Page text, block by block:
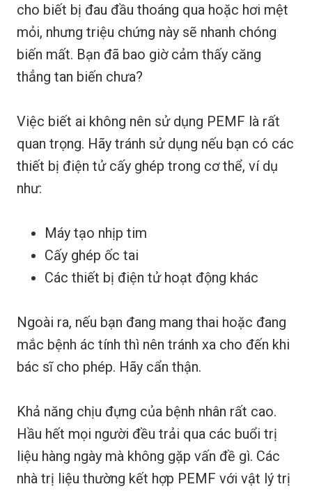
cho biết bị đau đầu thoáng qua hoặc hơi mệt
mỏi, nhưng triệu chứng này sẽ nhanh chóng
biến mất. Bạn đã bao giờ cảm thấy căng
thẳng tan biến chưa?
Việc biết ai không nên sử dụng PEMF là rất
quan trọng. Hãy tránh sử dụng nếu bạn có các
thiết bị điện tử cấy ghép trong cơ thể, ví dụ
như:
Máy tạo nhịp tim
Cấy ghép ốc tai
Các thiết bị điện tử hoạt động khác
Ngoài ra, nếu bạn đang mang thai hoặc đang
mắc bệnh ác tính thì nên tránh xa cho đến khi
bác sĩ cho phép. Hãy cẩn thận.
Khả năng chịu đựng của bệnh nhân rất cao.
Hầu hết mọi người đều trải qua các buổi trị
liệu hàng ngày mà không gặp vấn đề gì. Các
nhà trị liệu thường kết hợp PEMF với vật lý trị